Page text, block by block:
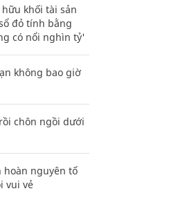
khối tài sản
đỏ tính bằng
có nổi nghìn tỷ'
không bao giờ
chôn ngồi dưới
hoàn nguyên tố
vui vẻ